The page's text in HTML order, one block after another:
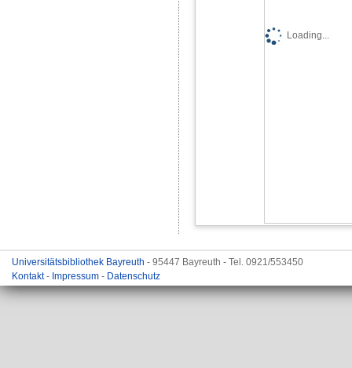
Loading...
Universitätsbibliothek Bayreuth - 95447 Bayreuth - Tel. 0921/553450
Kontakt- Impressum - Datenschutz